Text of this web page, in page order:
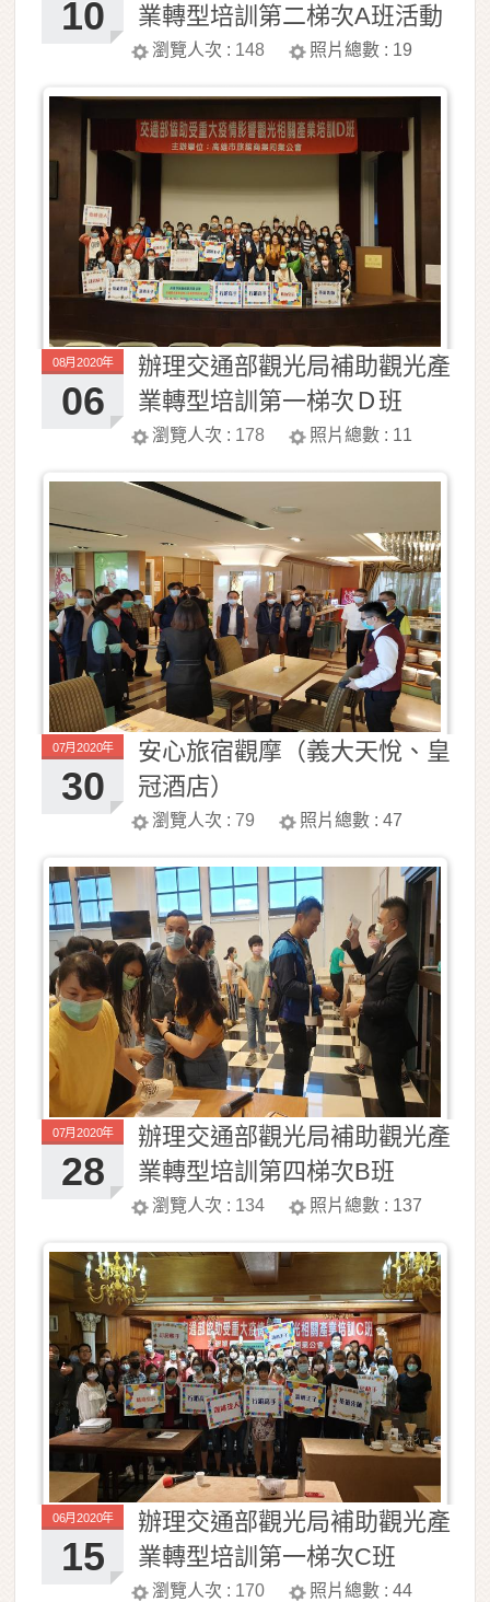
業轉型培訓第二梯次A班活動
照片
瀏覽人次 : 148 照片總數 : 19
10
辦理交通部觀光局補助觀光產
業轉型培訓第一梯次Ｄ班
瀏覽人次 : 178 照片總數 : 11
08月2020年
06
安心旅宿觀摩（義大天悅、皇
冠酒店）
瀏覽人次 :79 照片總數 :47
07月2020年
30
辦理交通部觀光局補助觀光產
業轉型培訓第四梯次B班
瀏覽人次 : 134 照片總數 : 137
07月2020年
28
辦理交通部觀光局補助觀光產
業轉型培訓第一梯次C班
瀏覽人次 : 170 照片總數 :44
06月2020年
15